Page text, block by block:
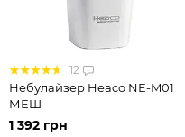
12
Небулайзер Heaco NE-M01
МЕШ
1 392 грн